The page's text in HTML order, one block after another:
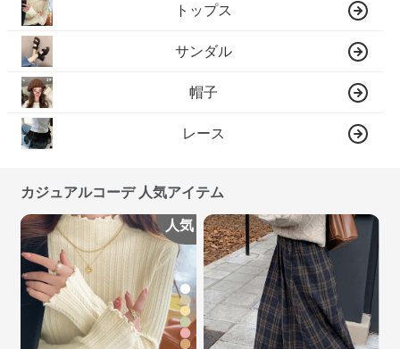
トップス
サンダル
帽子
レース
カジュアルコーデ 人気アイテム
人気